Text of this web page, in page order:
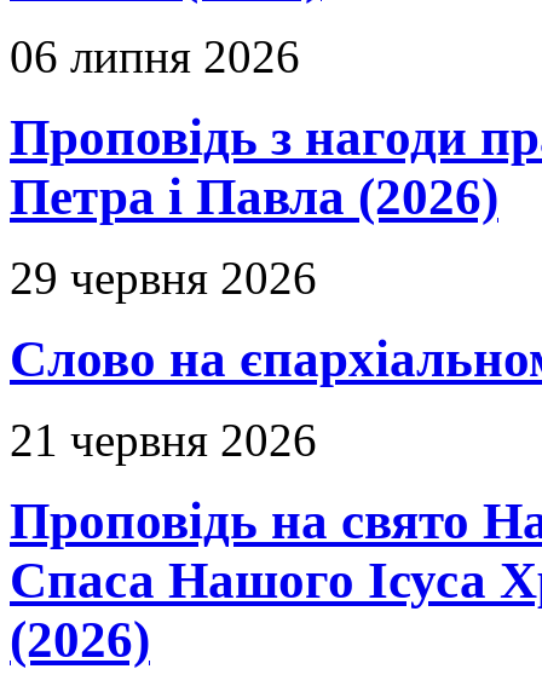
06 липня 2026
Проповідь з нагоди
Петра і Павла (2026)
29 червня 2026
Слово на
21 червня 2026
Проповідь на свято
Спаса Нашого Ісуса
(2026)